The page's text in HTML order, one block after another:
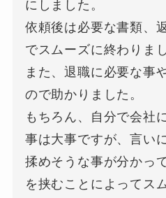
にしました。
依頼後は必要な書類、
でスムーズに終わりま
また、退職に必要な事
ので助かりました。
もちろん、自分で会社
事は大事ですが、言い
揉めそうな事が分かっ
を挟むことによってス